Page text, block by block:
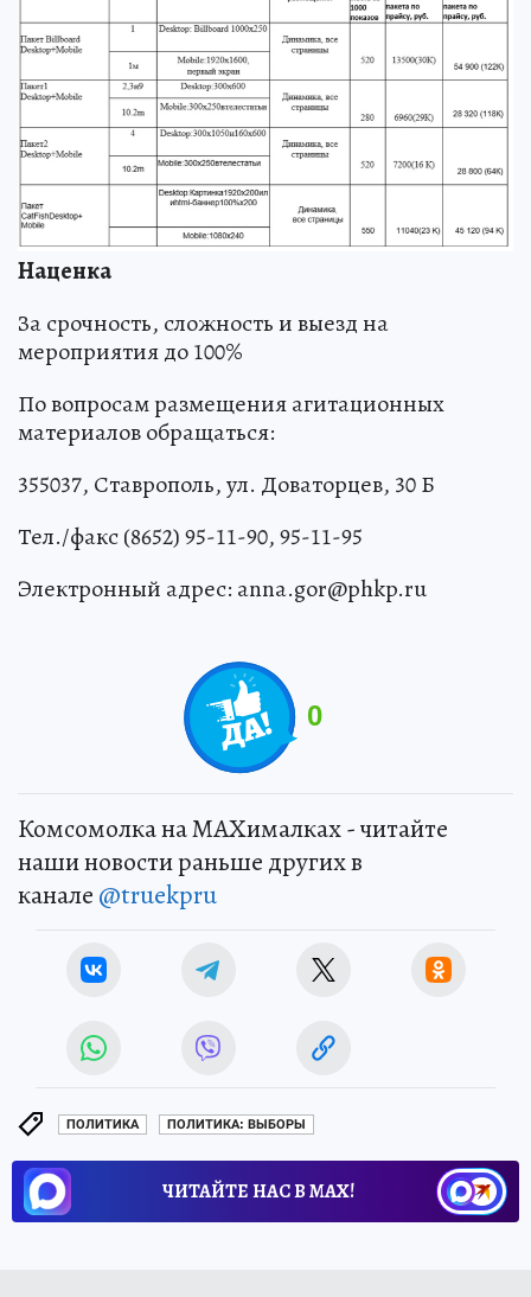
Наценка
За срочность, сложность и выезд на
мероприятия до 100%
По вопросам размещения агитационных
материалов обращаться:
355037, Ставрополь, ул. Доваторцев, 30 Б
Тел./факс (8652) 95-11-90, 95-11-95
Электронный адрес: anna.gor@phkp.ru
0
Комсомолка на MAXималках - читайте
наши новости раньше других в
канале @truekpru
ПОЛИТИКА ПОЛИТИКА: ВЫБОРЫ
ЧИТАЙТЕ НАС В МАХ!